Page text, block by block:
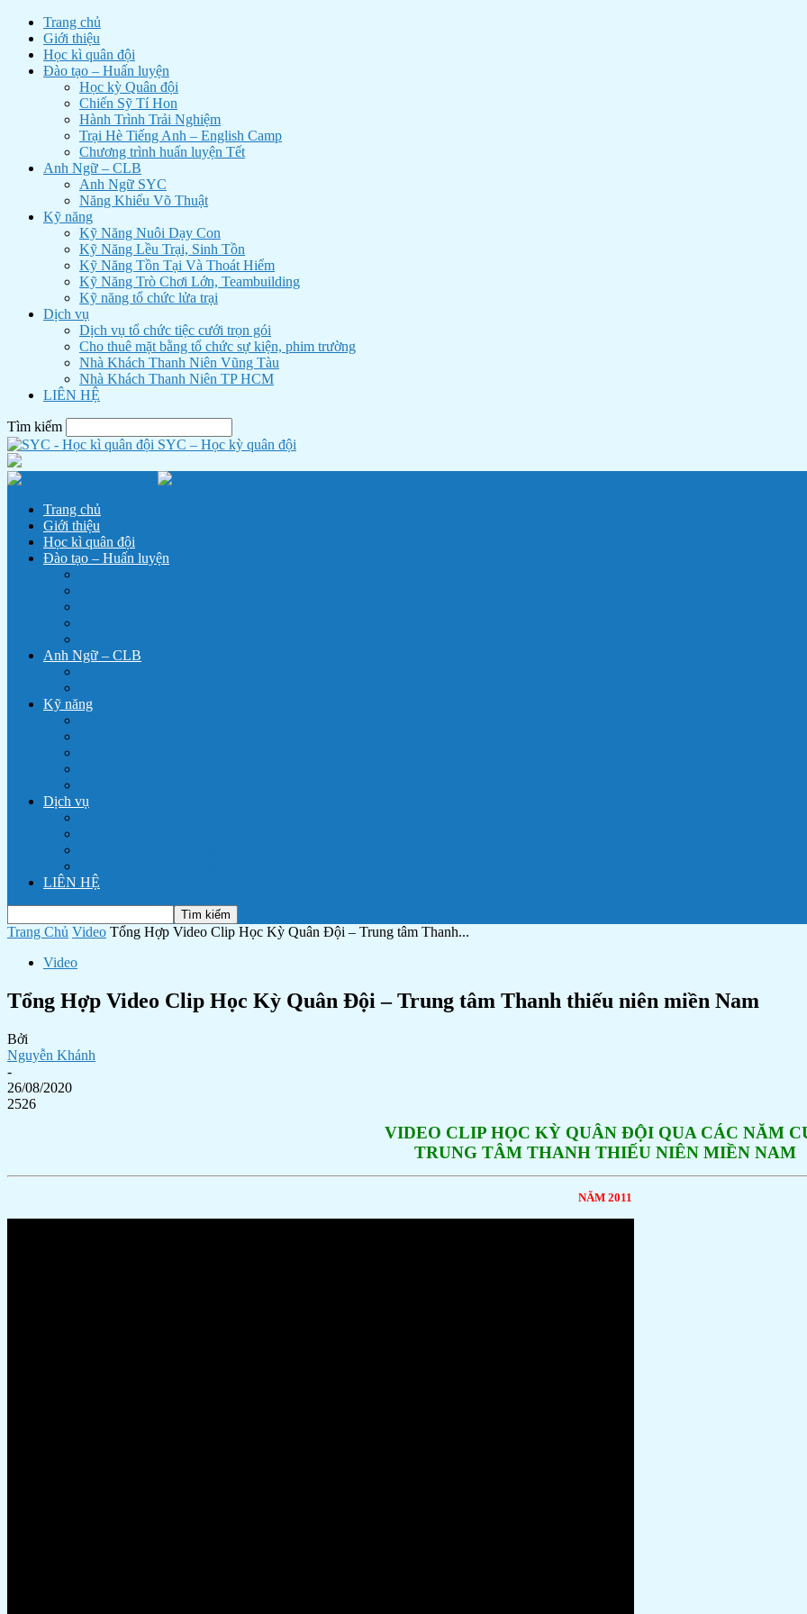
Trang chủ
Giới thiệu
Học kì quân đội
Đào tạo – Huấn luyện
Học kỳ Quân đội
Chiến Sỹ Tí Hon
Hành Trình Trải Nghiệm
Trại Hè Tiếng Anh – English Camp
Chương trình huấn luyện Tết
Anh Ngữ – CLB
Anh Ngữ SYC
Năng Khiếu Võ Thuật
Kỹ năng
Kỹ Năng Nuôi Dạy Con
Kỹ Năng Lều Trại, Sinh Tồn
Kỹ Năng Tồn Tại Và Thoát Hiểm
Kỹ Năng Trò Chơi Lớn, Teambuilding
Kỹ năng tổ chức lửa trại
Dịch vụ
Dịch vụ tổ chức tiệc cưới trọn gói
Cho thuê mặt bằng tổ chức sự kiện, phim trường
Nhà Khách Thanh Niên Vũng Tàu
Nhà Khách Thanh Niên TP HCM
LIÊN HỆ
Tìm kiếm
SYC – Học kỳ quân đội
Trang chủ
Giới thiệu
Học kì quân đội
Đào tạo – Huấn luyện
Anh Ngữ – CLB
Kỹ năng
Dịch vụ
LIÊN HỆ
Trang Chủ Video Tổng Hợp Video Clip Học Kỳ Quân Đội – Trung tâm Thanh...
Video
Tổng Hợp Video Clip Học Kỳ Quân Đội – Trung tâm Thanh thiếu niên miền Nam
Bởi
Nguyễn Khánh
-
26/08/2020
2526
VIDEO CLIP HỌC KỲ QUÂN ĐỘI QUA CÁC NĂM
TRUNG TÂM THANH THIẾU NIÊN MIỀN NAM
NĂM 2011